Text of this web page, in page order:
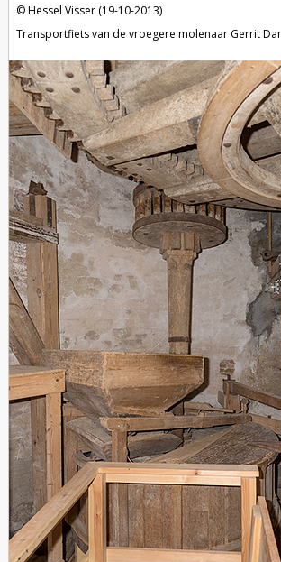
Hessel Visser (19-10-2013)
Transportfiets van de vroegere molenaar Gerrit